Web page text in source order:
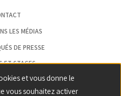
LES MÉDIAS
DE PRESSE
ET STAGES
LÉGALESet vous donne le
vous souhaitez activer